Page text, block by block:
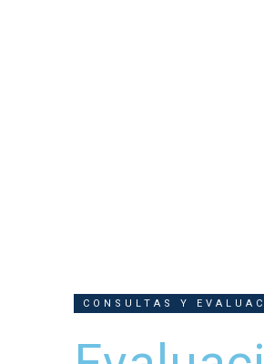
CONSULTAS Y